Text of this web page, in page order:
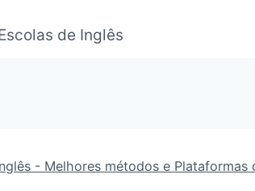
de Inglês
- Melhores métodos e Plataformas